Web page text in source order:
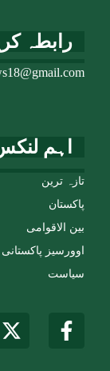
اہم
تازہ ترین
پاکستان
بین الاقوامی
اوورسیز پاکستانی
سیاست
رابطہ